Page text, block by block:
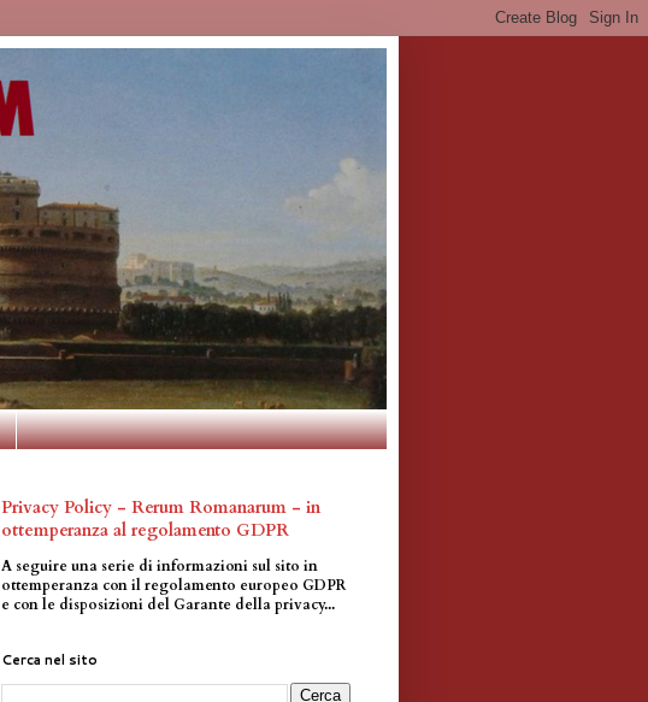
Privacy Policy - Rerum Romanarum - in
ottemperanza al regolamento GDPR
A seguire una serie di informazioni sul sito in
ottemperanza con il regolamento europeo GDPR
e con le disposizioni del Garante della privacy...
Cerca nel sito